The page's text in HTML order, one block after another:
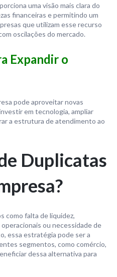
uma visão mais clara do
financeiras e permitindo um
que utilizam esse recurso
oscilações do mercado.
Expandir o
pode aproveitar novas
em tecnologia, ampliar
a estrutura de atendimento ao
Duplicatas
como falta de liquidez,
ou necessidade de
essa estratégia pode ser a
segmentos, como comércio,
dessa alternativa para